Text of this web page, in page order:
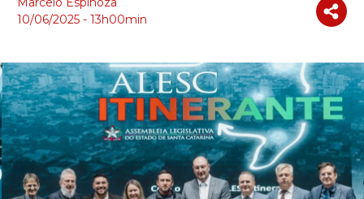
10/06/2025 - 13h00min